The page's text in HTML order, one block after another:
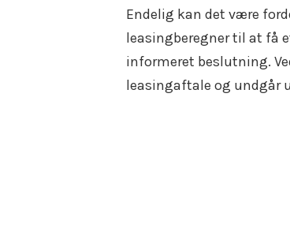
Endelig kan det være
leasingberegner til at få
informeret beslutning.
leasingaftale og undgår